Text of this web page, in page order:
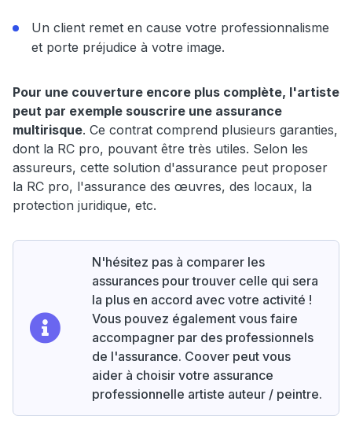
Un client remet en cause votre professionnalisme
et porte préjudice à votre image.
Pour une couverture encore plus complète, l'artiste
peut par exemple souscrire une assurance
multirisque. Ce contrat comprend plusieurs garanties,
dont la RC pro, pouvant être très utiles. Selon les
assureurs, cette solution d'assurance peut proposer
la RC pro, l'assurance des œuvres, des locaux, la
protection juridique, etc.
N'hésitez pas à comparer les
assurances pour trouver celle qui sera
la plus en accord avec votre activité !
Vous pouvez également vous faire
accompagner par des professionnels
de l'assurance. Coover peut vous
aider à choisir votre assurance
professionnelle artiste auteur / peintre.